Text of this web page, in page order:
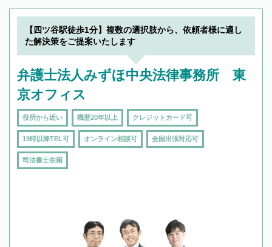
【四ツ谷駅徒歩1分】複数の選択肢から、依頼者様に適し
た解決策をご提案いたします
弁護士法人みずほ中央法律事務所 東
京オフィス
役所から近い 職歴20年以上 クレジットカード可
19時以降TEL可 オンライン相談可 全国出張対応可
司法書士在籍